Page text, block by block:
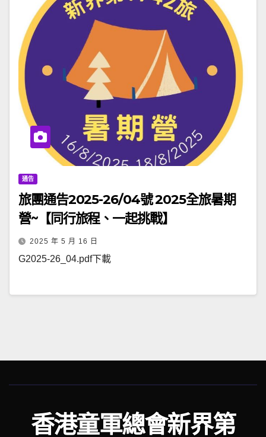
通告
旅團通告2025-26/04號 2025全旅暑期
營~【同行旅程、一起挑戰】
2025 年 5 月 16 日
G2025-26_04.pdf下載
香港童軍總會新界第